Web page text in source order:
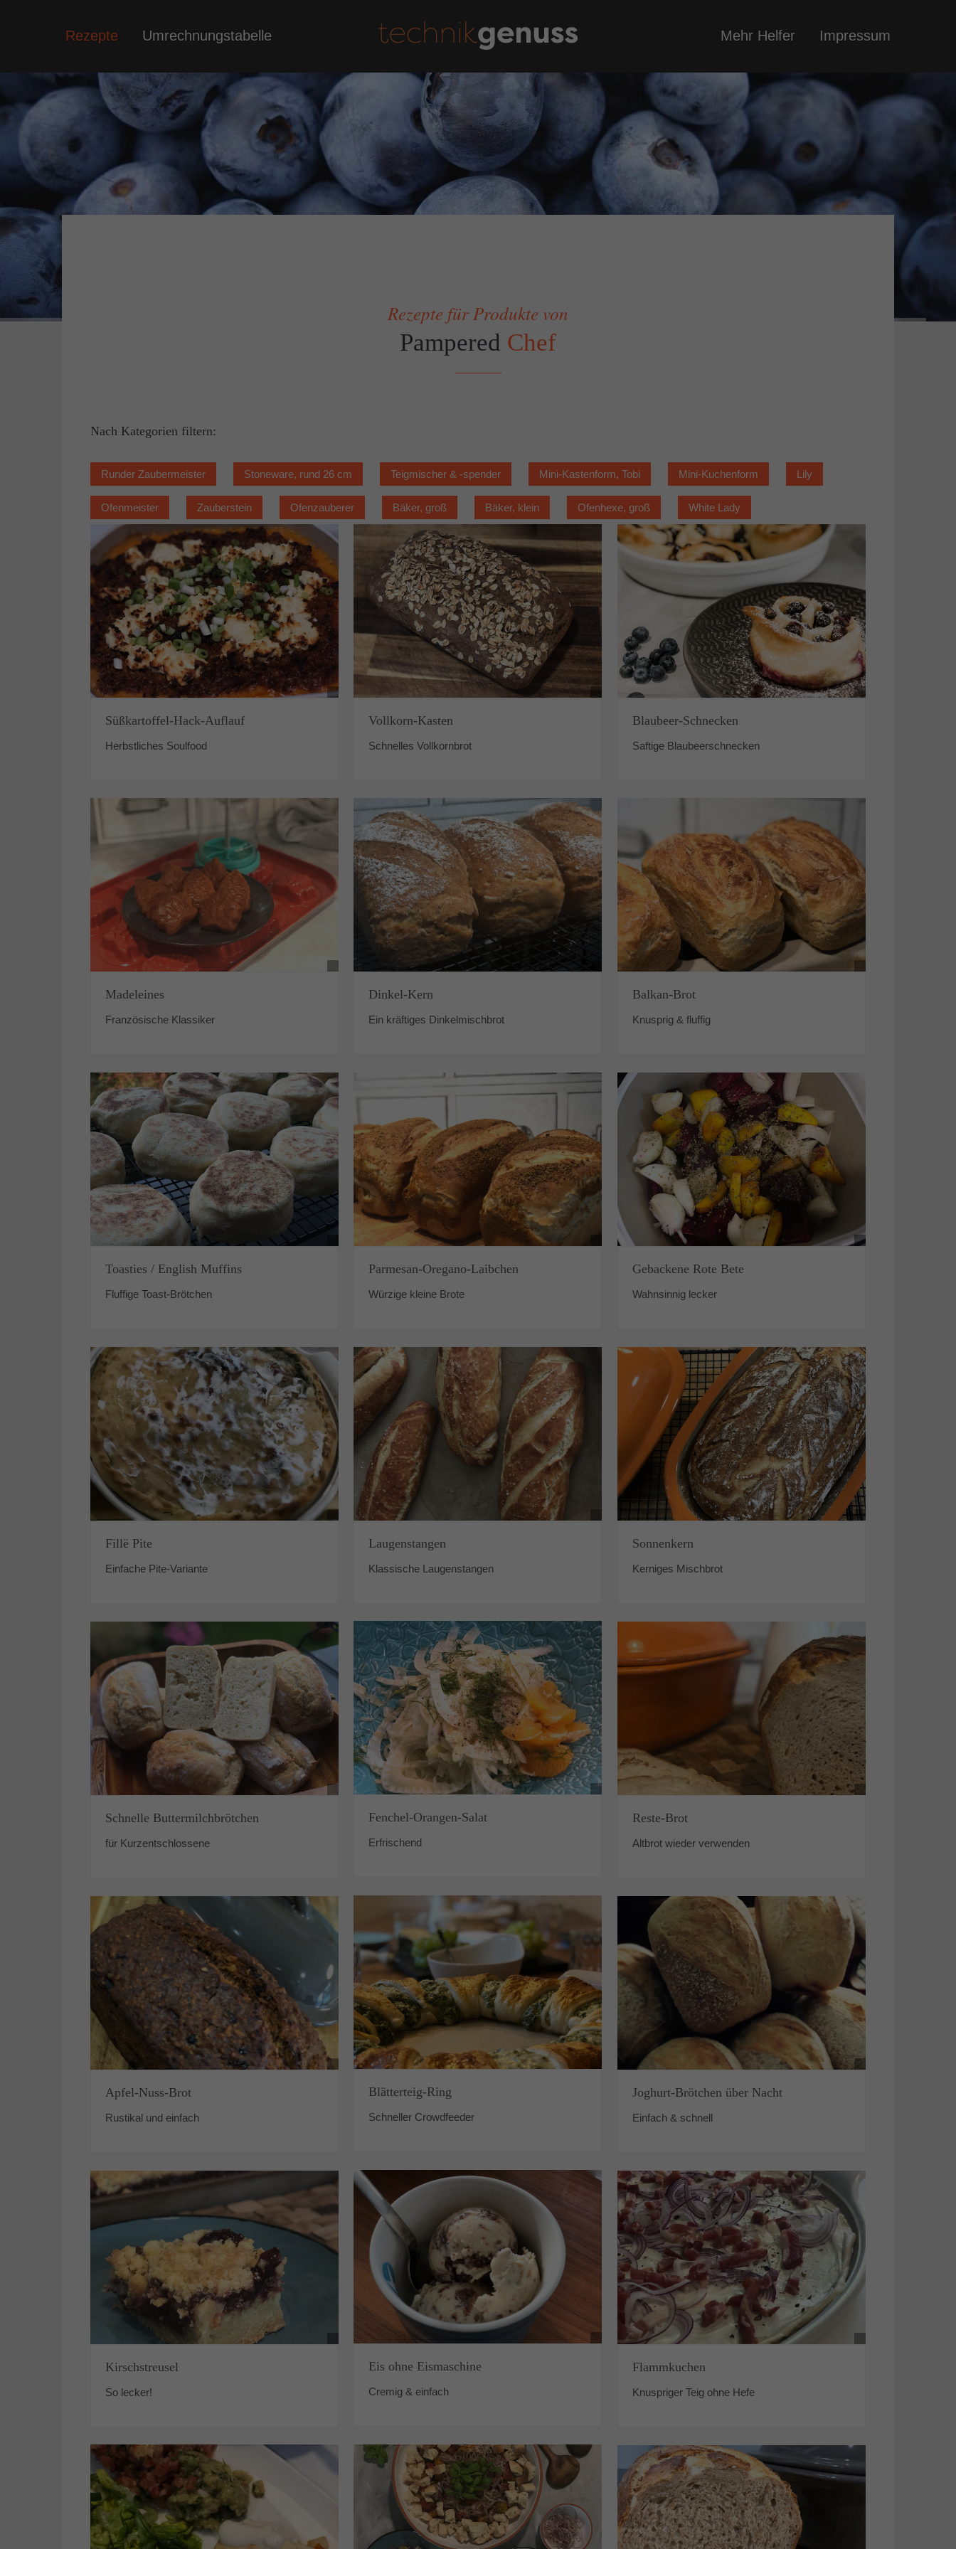
Rezepte Umrechnungstabelle Mehr Helfer Impressum
Rezepte für Produkte von
Pampered Chef
Nach Kategorien filtern:
Runder Zaubermeister Stoneware, rund 26 cm Teigmischer & -spender Mini-Kastenform, Tobi Mini-Kuchenform Lily
Ofenmeister Zauberstein Ofenzauberer Bäker, groß Bäker, klein Ofenhexe, groß White Lady
Süßkartoffel-Hack-Auflauf
Herbstliches Soulfood
Vollkorn-Kasten
Schnelles Vollkornbrot
Blaubeer-Schnecken
Saftige Blaubeerschnecken
Dinkel-Kern
Ein kräftiges Dinkelmischbrot
Madeleines
Französische Klassiker
Balkan-Brot
Knusprig & fluffig
Parmesan-Oregano-Laibchen
Würzige kleine Brote
Toasties / English Muffins
Fluffige Toast-Brötchen
Gebackene Rote Bete
Wahnsinnig lecker
Laugenstangen
Klassische Laugenstangen
Fillë Pite
Einfache Pite-Variante
Sonnenkern
Kerniges Mischbrot
Fenchel-Orangen-Salat
Erfrischend
Schnelle Buttermilchbrötchen
für Kurzentschlossene
Reste-Brot
Altbrot wieder verwenden
Blätterteig-Ring
Schneller Crowdfeeder
Apfel-Nuss-Brot
Rustikal und einfach
Joghurt-Brötchen über Nacht
Einfach & schnell
Eis ohne Eismaschine
Cremig & einfach
Kirschstreusel
So lecker!
Flammkuchen
Knuspriger Teig ohne Hefe